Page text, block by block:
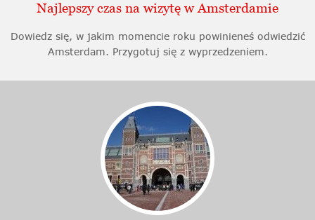
Najlepszy czas na wizytę w Amsterdamie
Dowiedz się, w jakim momencie roku powinieneś odwiedzić
Amsterdam. Przygotuj się z wyprzedzeniem.